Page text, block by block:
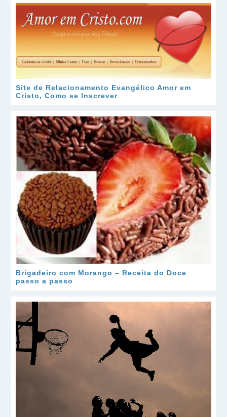
Site de Relacionamento Evangélico Amor em
Cristo, Como se Inscrever
Brigadeiro com Morango – Receita do Doce
passo a passo